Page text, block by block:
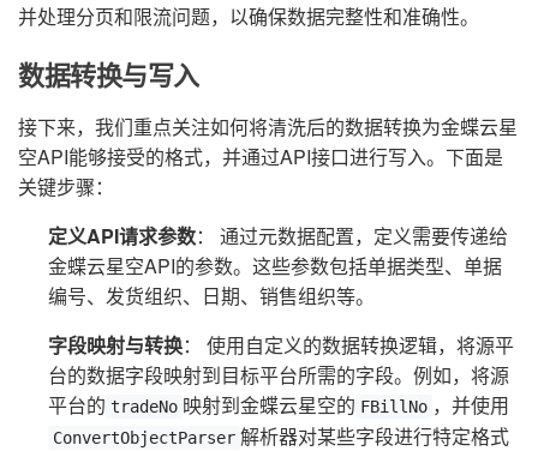
并处理分页和限流问题，以确保数据完整性和准确性。
数据转换与写入
接下来，我们重点关注如何将清洗后的数据转换为金蝶云星
空API能够接受的格式，并通过API接口进行写入。下面是
关键步骤：
定义API请求参数： 通过元数据配置，定义需要传递给
金蝶云星空API的参数。这些参数包括单据类型、单据
编号、发货组织、日期、销售组织等。
字段映射与转换： 使用自定义的数据转换逻辑，将源平
台的数据字段映射到目标平台所需的字段。例如，将源
平台的 tradeNo 映射到金蝶云星空的 FBillNo ，并使用
ConvertObjectParser 解析器对某些字段进行特定格式